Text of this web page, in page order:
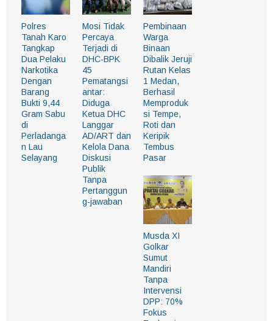
Polres
Tanah Karo
Tangkap
Dua Pelaku
Narkotika
Dengan
Barang
Bukti 9,44
Gram Sabu
di
Perladanga
n Lau
Selayang
Mosi Tidak
Percaya
Terjadi di
DHC-BPK
45
Pematangsi
antar:
Diduga
Ketua DHC
Langgar
AD/ART dan
Kelola Dana
Diskusi
Publik
Tanpa
Pertanggun
g-jawaban
Pembinaan
Warga
Binaan
Dibalik Jeruji
Rutan Kelas
1 Medan,
Berhasil
Memproduk
si Tempe,
Roti dan
Keripik
Tembus
Pasar
Musda XI
Golkar
Sumut
Mandiri
Tanpa
Intervensi
DPP: 70%
Fokus